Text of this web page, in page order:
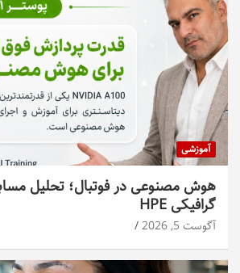
آموزشی
هوش مصنوعی در فوتبال؛ تحلیل
گرافیکی HPE
آگوست 5, 2026